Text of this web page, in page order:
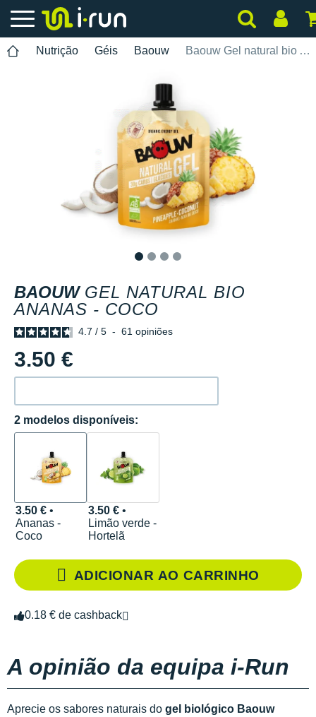
Nutrição Géis Baouw Baouw Gel natural bio Ananas - Coco
BAOUW GEL NATURAL BIO
ANANAS - COCO
4.7 / 5 - 61 opiniões
3.50 €
2 modelos disponíveis:
3.50 €•
Ananas -
Coco
3.50 €•
Limão verde -
Hortelã
ADICIONAR AO CARRINHO
0.18 € de cashback
A opinião da equipa i-Run
Aprecie os sabores naturais do gel biológico Baouw